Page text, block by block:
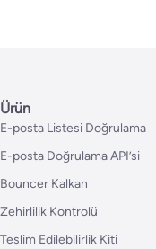
Ürün
E-posta Listesi Doğrulama
E-posta Doğrulama API’si
Bouncer Kalkan
Zehirlilik Kontrolü
Teslim Edilebilirlik Kiti